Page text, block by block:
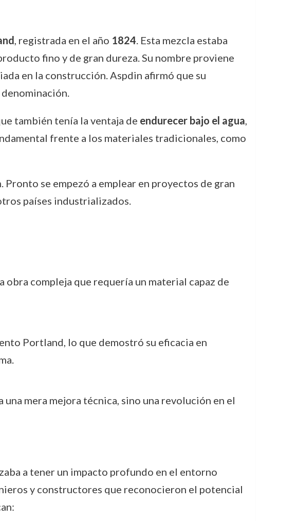
, registrada en el año 1824. Esta mezcla estaba
fino y de gran dureza. Su nombre proviene
en la construcción. Aspdin afirmó que su
también tenía la ventaja de endurecer bajo el agua,
frente a los materiales tradicionales, como
se empezó a emplear en proyectos de gran
países industrializados.
obra compleja que requería un material capaz de
Portland, lo que demostró su eficacia en
mera mejora técnica, sino una revolución en el
a tener un impacto profundo en el entorno
y constructores que reconocieron el potencial